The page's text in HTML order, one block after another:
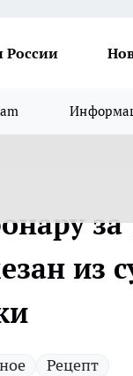
России
из
Рецепт